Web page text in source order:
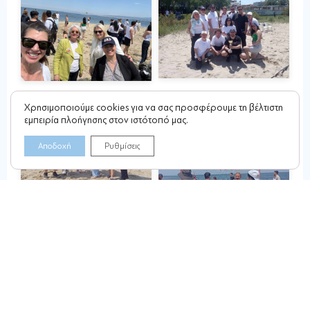
Χρησιμοποιούμε cookies για να σας προσφέρουμε τη βέλτιστη
εμπειρία πλοήγησης στον ιστότοπό μας.
Αποδοχή Ρυθμίσεις